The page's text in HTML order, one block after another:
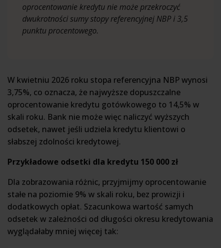
oprocentowanie kredytu nie może przekroczyć
dwukrotności sumy stopy referencyjnej NBP i 3,5
punktu procentowego.
W kwietniu 2026 roku stopa referencyjna NBP wynosi
3,75%, co oznacza, że najwyższe dopuszczalne
oprocentowanie kredytu gotówkowego to 14,5% w
skali roku. Bank nie może więc naliczyć wyższych
odsetek, nawet jeśli udziela kredytu klientowi o
słabszej zdolności kredytowej.
Przykładowe odsetki dla kredytu 150 000 zł
Dla zobrazowania różnic, przyjmijmy oprocentowanie
stałe na poziomie 9% w skali roku, bez prowizji i
dodatkowych opłat. Szacunkowa wartość samych
odsetek w zależności od długości okresu kredytowania
wyglądałaby mniej więcej tak: